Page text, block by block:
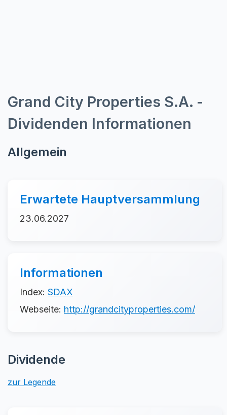
Grand City Properties S.A. -
Dividenden Informationen
Allgemein
Erwartete Hauptversammlung
23.06.2027
Informationen
Index: SDAX
Webseite: http://grandcityproperties.com/
Dividende
zur Legende